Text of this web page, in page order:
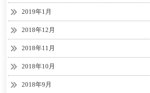
2019年1月
2018年12月
2018年11月
2018年10月
2018年9月